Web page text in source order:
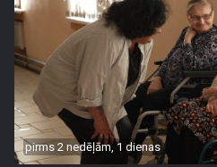
pirms 2 nedēļām, 1 dienas